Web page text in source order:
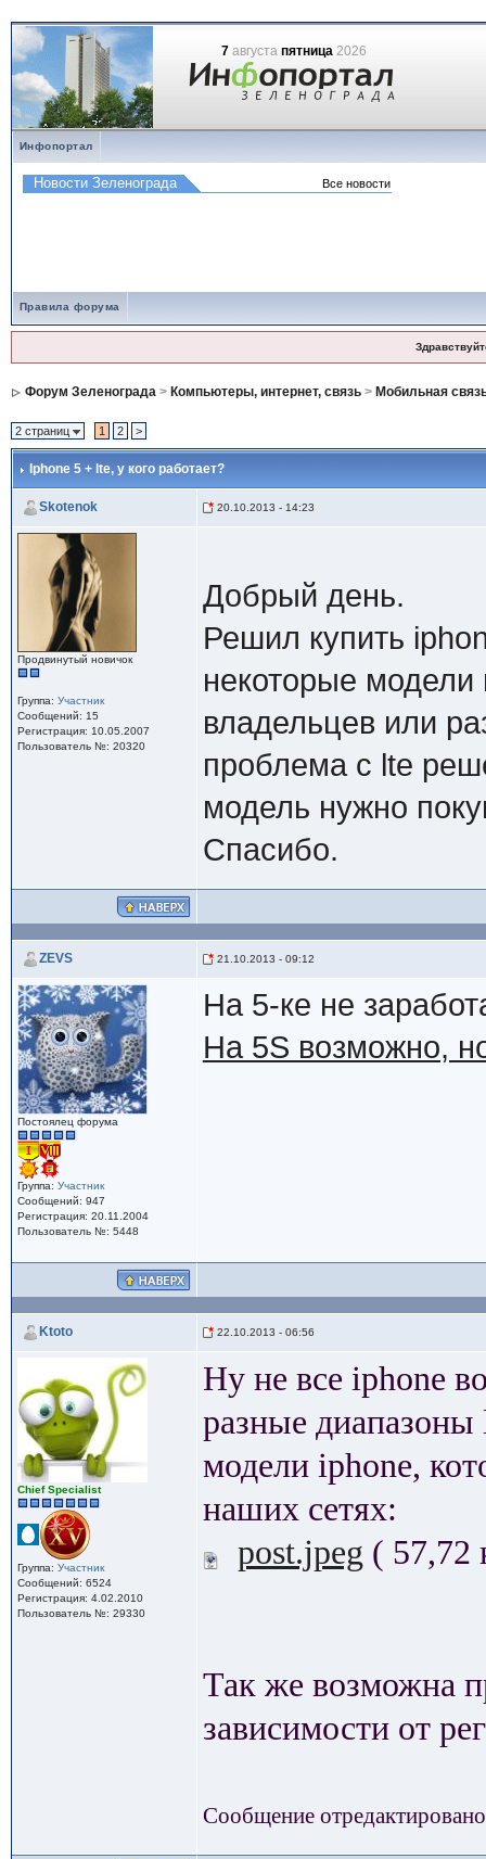
7августа пятница2026
Инфопортал
Правила форума
Форум Зеленограда> Компьютеры, интернет, связь> Мобильная
2 страниц 1 2 >
Iphone 5 + lte, у кого работает?
Skotenok 20.10.2013 - 14:23
Продвинутый новичок
Группа: Участник
Сообщений: 15
Регистрация: 10.05.2007
Пользователь №: 20320
Добрый день.
Решил купить
некоторые
владельцев или
проблема с lte
модель нужно
Спасибо.
ZEVS 21.10.2013 - 09:12
Постоялец форума
Группа: Участник
Сообщений: 947
Регистрация: 20.11.2004
Пользователь №: 5448
На 5-ке не
На 5S возможно,
Ktoto 22.10.2013 - 06:56
Сhief Specialist
Группа: Участник
Сообщений: 6524
Регистрация: 4.02.2010
Пользователь №: 29330
Ну не все iphone
разные диапазоны
модели iphone,
наших сетях:
post.jpeg ( 57,72
Так же возможна
зависимости от
Сообщение